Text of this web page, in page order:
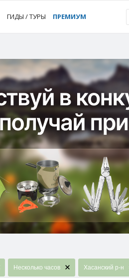
ГИДЫ / ТУРЫ ПРЕМИУМ
Несколько часов Хасанский р-н